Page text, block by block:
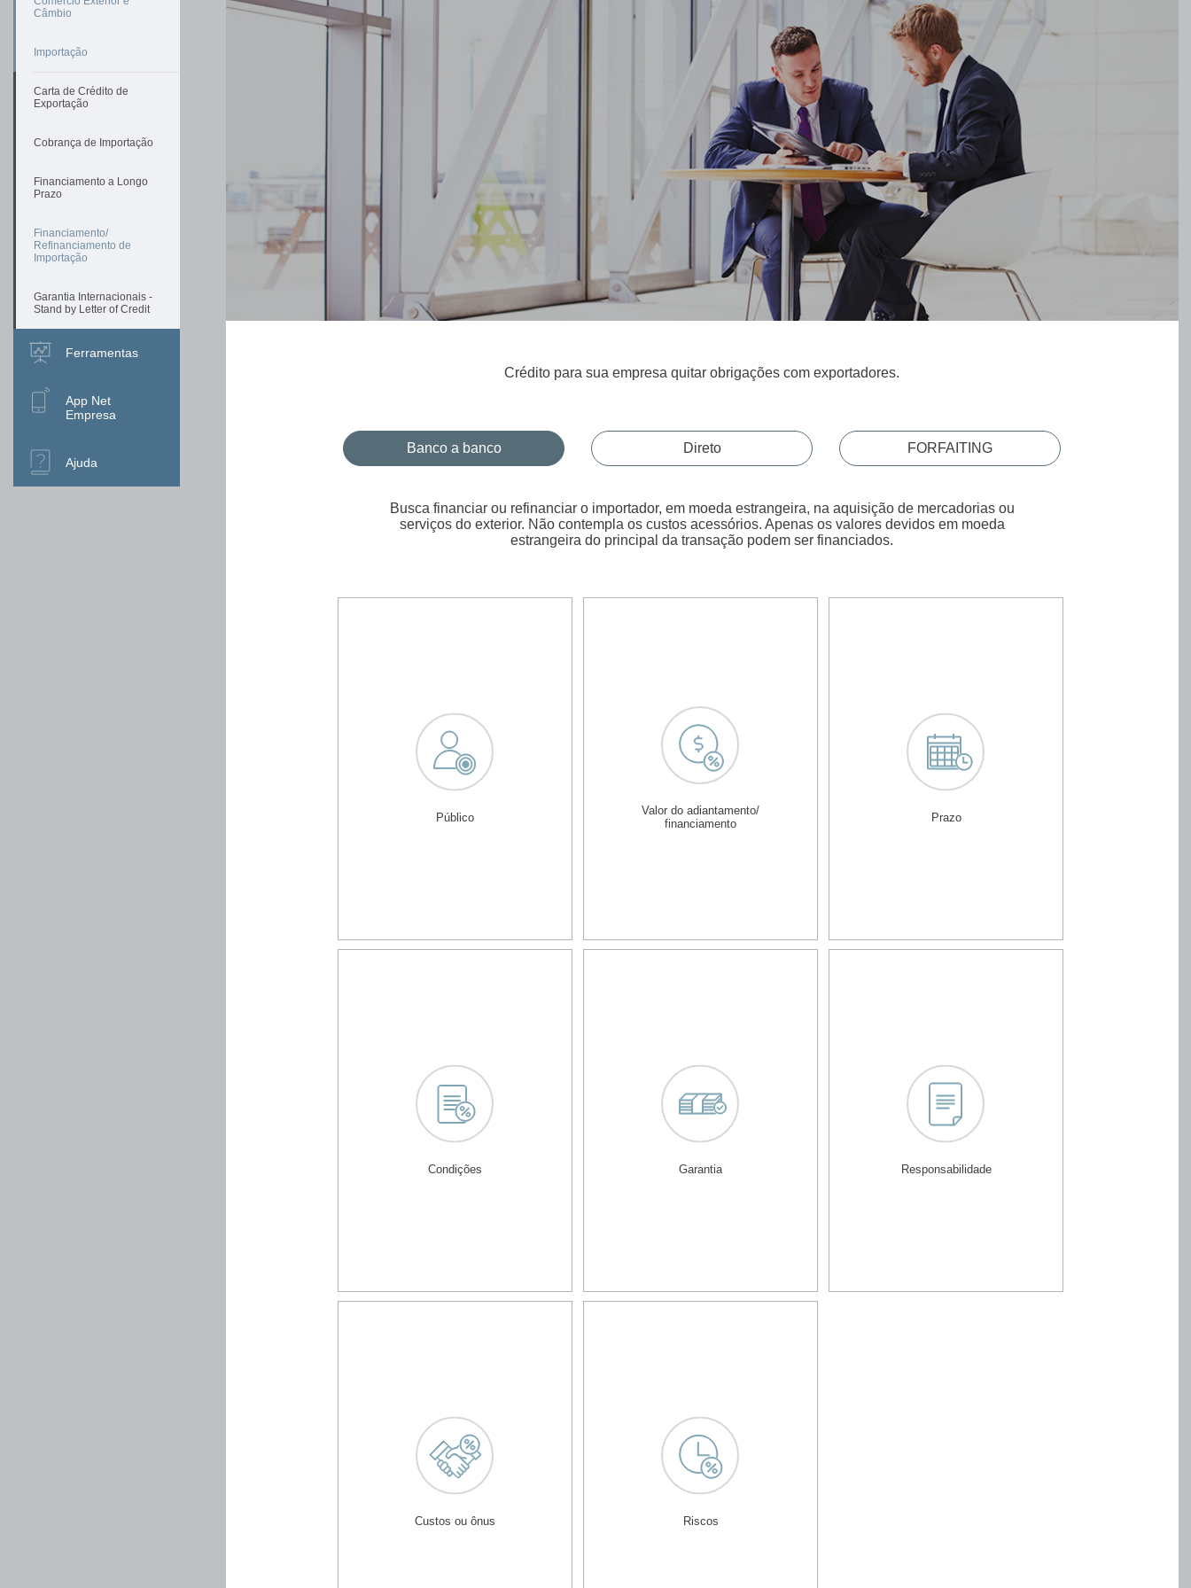
Câmbio
Importação
Carta de Crédito de
Exportação
Cobrança de Importação
Financiamento a Longo
Prazo
Financiamento/
Refinanciamento de
Importação
Garantia Internacionais -
Stand by Letter of Credit
Ferramentas
App Net
Empresa
Ajuda
Crédito para sua empresa quitar obrigações com exportadores.
Banco a banco Direto FORFAITING
Busca financiar ou refinanciar o importador, em moeda estrangeira, na aquisição de mercadorias ou
serviços do exterior. Não contempla os custos acessórios. Apenas os valores devidos em moeda
estrangeira do principal da transação podem ser financiados.
Público
Valor do adiantamento/
financiamento
Prazo
Condições Garantia Responsabilidade
Custos ou ônus Riscos